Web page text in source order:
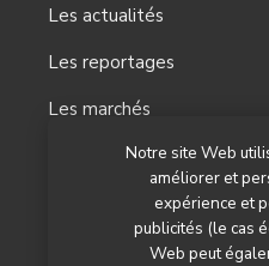
Notre site Web
améliorer et
expérience et
publicités (le cas
Web peut
Les actualités
Les reportages
Les marchés
Nos autres titres